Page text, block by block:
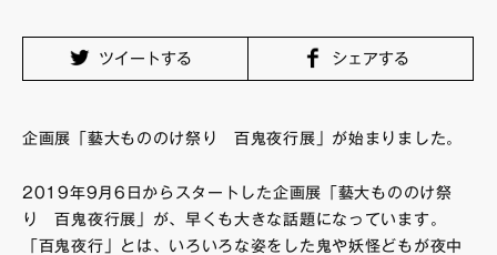
ツイートする シェアする
企画展「藝大もののけ祭り 百鬼夜行展」が始まりました。
2019年9月6日からスタートした企画展「藝大もののけ祭
り 百鬼夜行展」が、早くも大きな話題になっています。
「百鬼夜行」とは、いろいろな姿をした鬼や妖怪どもが夜中